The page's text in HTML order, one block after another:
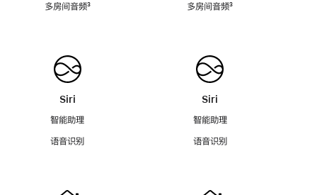
多房间音频脚
³
Siri
智能助理
语音识别
多房间音频脚
³
Siri
智能助理
语音识别